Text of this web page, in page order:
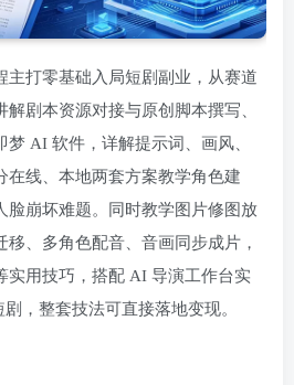
主打零基础入局短剧副业，从赛道
剧本资源对接与原创脚本撰写、
AI 软件，详解提示词、画风、
在线、本地两套方案教学角色建
脸崩坏难题。同时教学图片修图放
、多角色配音、音画同步成片，
实用技巧，搭配 AI 导演工作台实
，整套技法可直接落地变现。